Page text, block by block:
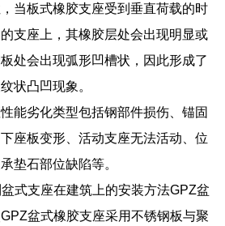
当板式橡胶支座受到垂直荷载的时
支座上，其橡胶层处会出现明显或
处会出现弧形凹槽状，因此形成了
状凸凹现象。
能劣化类型包括钢部件损伤、锚固
座板变形、活动支座无法活动、位
垫石部位缺陷等。
式支座在建筑上的安装方法GPZ盆
盆式橡胶支座采用不锈钢板与聚